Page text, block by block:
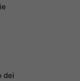
dei